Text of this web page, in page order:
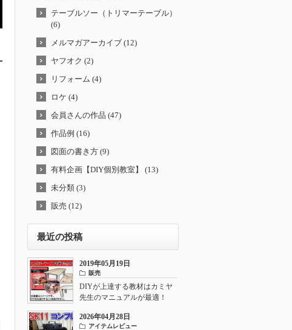
テーブルソー（トリマーテーブル）
(6)
メルマガアーカイブ (12)
ヤフオク (2)
リフォーム (4)
ロケ (4)
会員さんの作品 (47)
作品例 (16)
図面の書き方 (9)
有料企画【DIY個別教室】 (13)
未分類 (3)
販売 (12)
最近の投稿
2019年05月19日
販売
DIYが上達する教材はカミヤ
先生のマニュアルが最適！
2026年04月28日
アイテムレビュー